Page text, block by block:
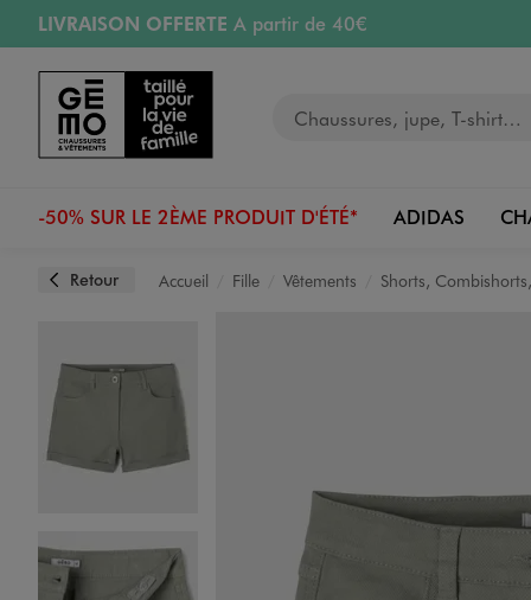
Aller au contenu principal
Aller à la navigation
LIVRAISON OFFERTE A partir de 40€
RETRAIT ET LIVRAISON OFFERTE
RÉSERVATION GRATUITE
4h en magasin
Retours OFFERTSpendant 30 jours
-50% SUR LE 2ÈME PRODUIT D'ÉTÉ* ADIDAS
Retour Accueil Fille Vêtements Shorts,